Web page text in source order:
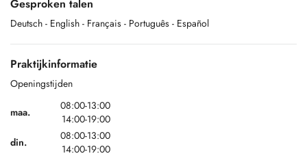
Gesproken talen
Deutsch - English - Français - Português - Español
Praktijkinformatie
Openingstijden
maa.
08:00-13:00
14:00-19:00
din.
08:00-13:00
14:00-19:00